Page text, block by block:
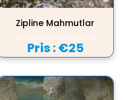
Zipline Mahmutlar
Pris :€25